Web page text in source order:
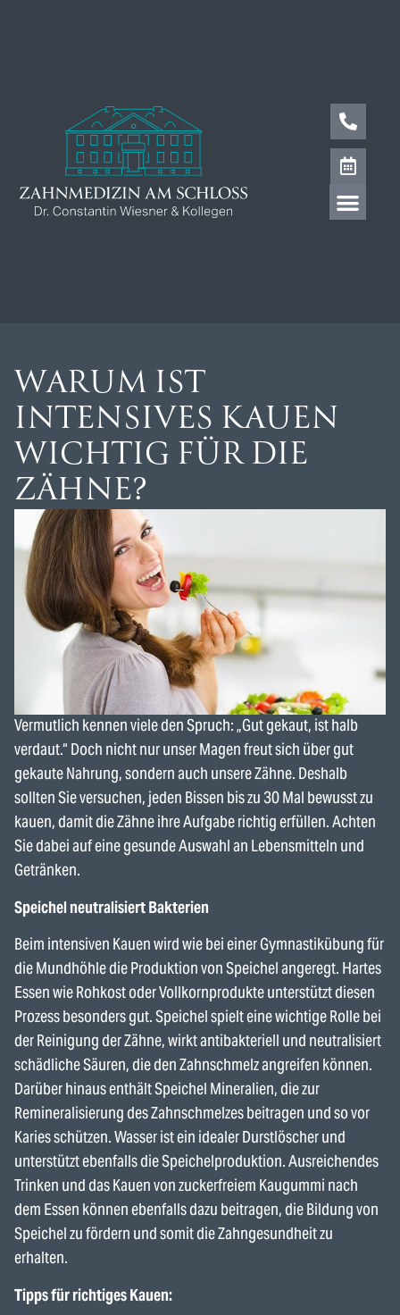
WARUM IST
INTENSIVES KAUEN
WICHTIG FÜR DIE
ZÄHNE?
Vermutlich kennen viele den Spruch: „Gut gekaut, ist halb
verdaut.“ Doch nicht nur unser Magen freut sich über gut
gekaute Nahrung, sondern auch unsere Zähne. Deshalb
sollten Sie versuchen, jeden Bissen bis zu 30 Mal bewusst zu
kauen, damit die Zähne ihre Aufgabe richtig erfüllen. Achten
Sie dabei auf eine gesunde Auswahl an Lebensmitteln und
Getränken.
Speichel neutralisiert Bakterien
Beim intensiven Kauen wird wie bei einer Gymnastikübung für
die Mundhöhle die Produktion von Speichel angeregt. Hartes
Essen wie Rohkost oder Vollkornprodukte unterstützt diesen
Prozess besonders gut. Speichel spielt eine wichtige Rolle bei
der Reinigung der Zähne, wirkt antibakteriell und neutralisiert
schädliche Säuren, die den Zahnschmelz angreifen können.
Darüber hinaus enthält Speichel Mineralien, die zur
Remineralisierung des Zahnschmelzes beitragen und so vor
Karies schützen. Wasser ist ein idealer Durstlöscher und
unterstützt ebenfalls die Speichelproduktion. Ausreichendes
Trinken und das Kauen von zuckerfreiem Kaugummi nach
dem Essen können ebenfalls dazu beitragen, die Bildung von
Speichel zu fördern und somit die Zahngesundheit zu
erhalten.
Tipps für richtiges Kauen: